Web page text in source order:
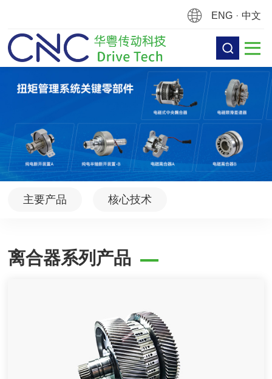
ENG · 中文
主要产品 核心技术
离合器系列产品